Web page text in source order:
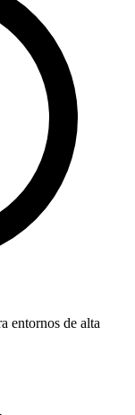
entornos de alta